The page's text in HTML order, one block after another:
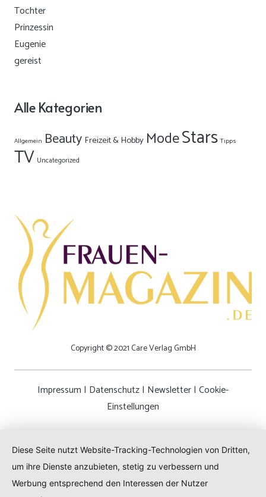
Alle Kategorien
Allgemein Beauty Freizeit & Hobby ModeStars Tipps
TV Uncategorized
Copyright © 2021 Care Verlag GmbH
Impressum | Datenschutz| Newsletter| Cookie-
Einstellungen
Diese Seite nutzt Website-Tracking-Technologien von Dritten,
um ihre Dienste anzubieten, stetig zu verbessern und
Werbung entsprechend den Interessen der Nutzer